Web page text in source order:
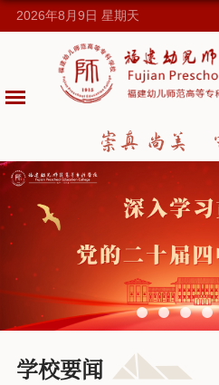
2026年8月9日 星期天
学校要闻